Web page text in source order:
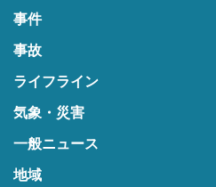
事件
事故
ライフライン
気象・災害
一般ニュース
地域